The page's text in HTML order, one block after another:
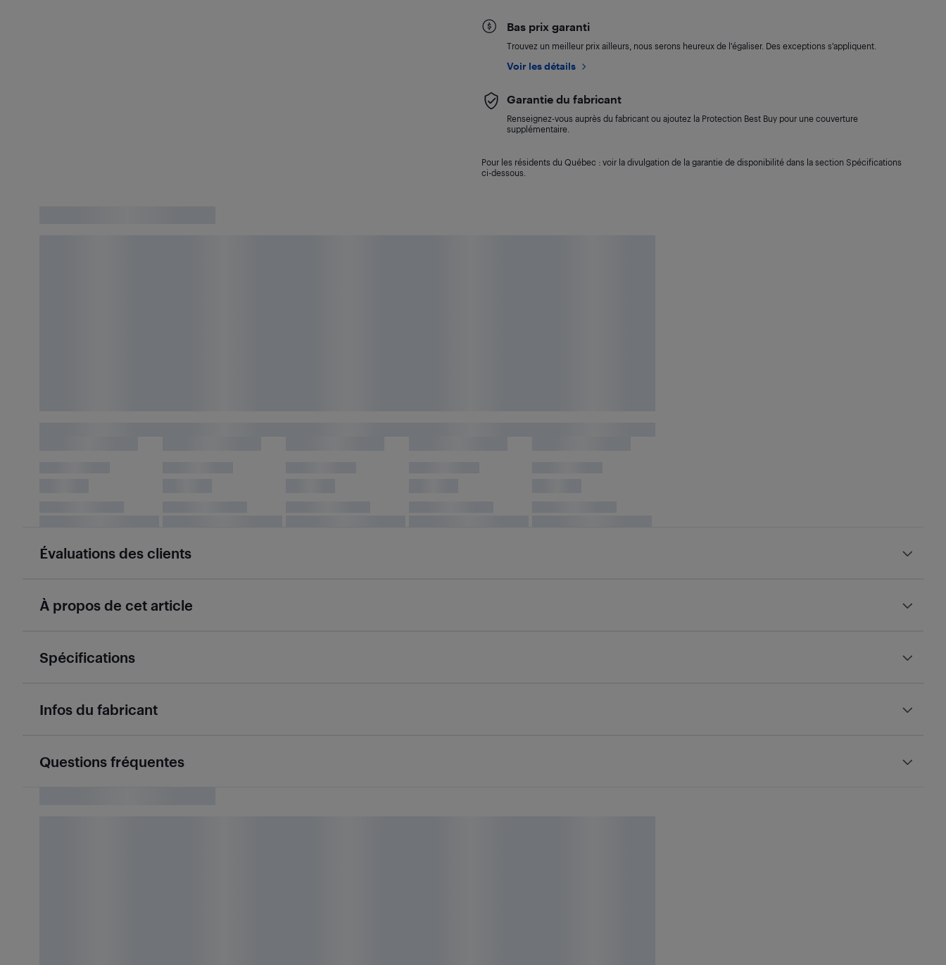
Bas prix garanti
Trouvez un meilleur prix ailleurs, nous serons heureux de l’égaliser. Des exceptions s’appliquent.
Voir les détails
Garantie du fabricant
Renseignez-vous auprès du fabricant ou ajoutez la Protection Best Buy pour une couverture
supplémentaire.
Pour les résidents du Québec : voir la divulgation de la garantie de disponibilité dans la section Spécifications
ci-dessous.
Évaluations des clients
À propos de cet article
Spécifications
Infos du fabricant
Questions fréquentes